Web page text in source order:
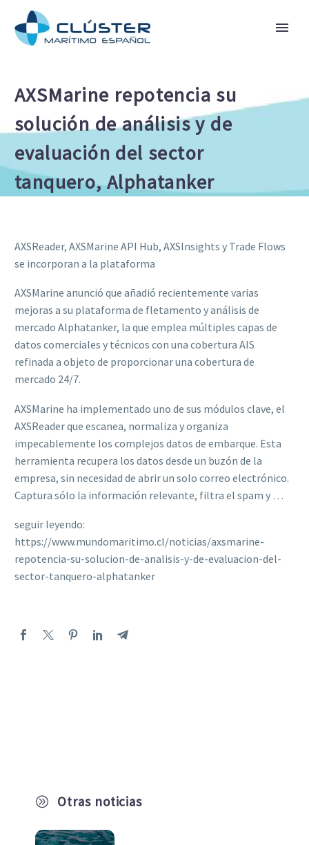
AXSMarine repotencia su
solución de análisis y de
evaluación del sector
tanquero, Alphatanker
A Otras noticias
AXSReader, AXSMarine API Hub, AXSInsights y Trade Flows
se incorporan a la plataforma
AXSMarine anunció que añadió recientemente varias
mejoras a su plataforma de fletamento y análisis de
mercado Alphatanker, la que emplea múltiples capas de
datos comerciales y técnicos con una cobertura AIS
refinada a objeto de proporcionar una cobertura de
mercado 24/7.
AXSMarine ha implementado uno de sus módulos clave, el
AXSReader que escanea, normaliza y organiza
impecablemente los complejos datos de embarque. Esta
herramienta recupera los datos desde un buzón de la
empresa, sin necesidad de abrir un solo correo electrónico.
Captura sólo la información relevante, filtra el spam y …
seguir leyendo:
https://www.mundomaritimo.cl/noticias/axsmarine-
repotencia-su-solucion-de-analisis-y-de-evaluacion-del-
sector-tanquero-alphatanker